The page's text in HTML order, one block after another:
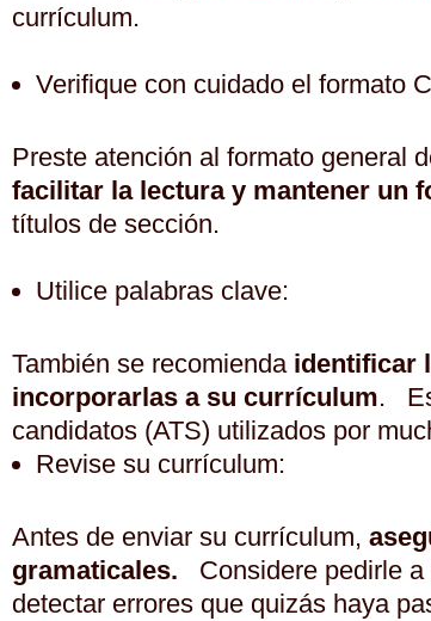
currículum.
Verifique con cuidado el formato
Preste atención al formato general
facilitar la lectura y mantener un
títulos de sección.
Utilice palabras clave:
También se recomienda identificar
incorporarlas a su currículum.
candidatos (ATS) utilizados por
Revise su currículum:
Antes de enviar su currículum,
gramaticales.
Considere pedirle
detectar errores que quizás haya